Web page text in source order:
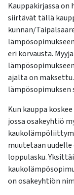
Kauppakirjassa on
siirtävät tällä
kunnan/
eri korvausta.
ajalta on
lämpösopimuksen
Kun kauppa
jossa osakeyhtiö
muutetaan
loppulasku.
on osakeyhtiön